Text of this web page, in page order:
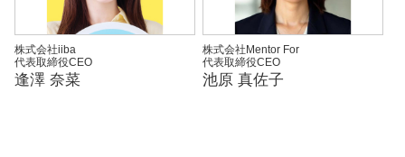
株式会社iiba
代表取締役CEO
逢澤 奈菜
株式会社Mentor For
代表取締役CEO
池原 真佐子